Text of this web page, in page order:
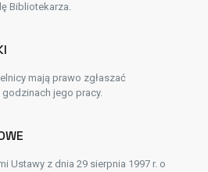
Bibliotekarza.
mają prawo zgłaszać
jego pracy.
Ustawy z dnia 29 sierpnia 1997 r. o